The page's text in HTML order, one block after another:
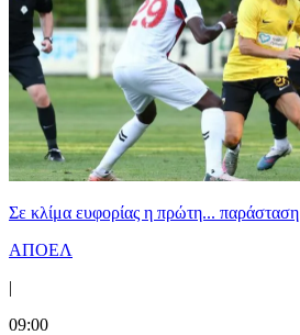
Σε κλίμα ευφορίας η πρώτη... παράσταση
ΑΠΟΕΛ
|
09:00